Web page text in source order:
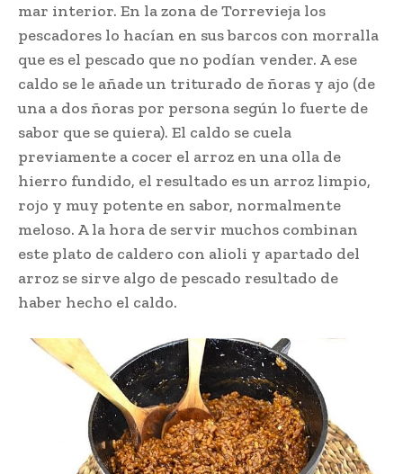
mar interior. En la zona de Torrevieja los
pescadores lo hacían en sus barcos con morralla
que es el pescado que no podían vender. A ese
caldo se le añade un triturado de ñoras y ajo (de
una a dos ñoras por persona según lo fuerte de
sabor que se quiera). El caldo se cuela
previamente a cocer el arroz en una olla de
hierro fundido, el resultado es un arroz limpio,
rojo y muy potente en sabor, normalmente
meloso. A la hora de servir muchos combinan
este plato de caldero con alioli y apartado del
arroz se sirve algo de pescado resultado de
haber hecho el caldo.